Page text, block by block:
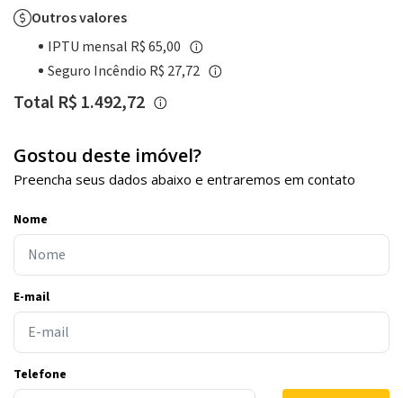
Outros valores
IPTU mensal R$ 65,00
Seguro Incêndio R$ 27,72
Total R$ 1.492,72
Gostou deste imóvel?
Preencha seus dados abaixo e entraremos em contato
Nome
E-mail
Telefone